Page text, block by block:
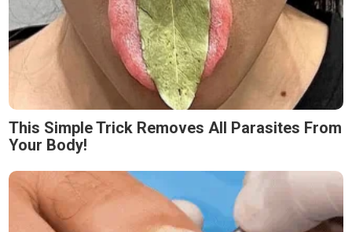
This Simple Trick Removes All Parasites From
Your Body!